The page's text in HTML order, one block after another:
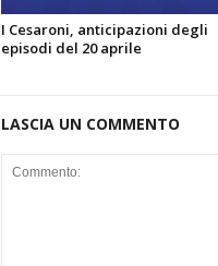
I Cesaroni, anticipazioni degli
episodi del 20 aprile
LASCIA UN COMMENTO